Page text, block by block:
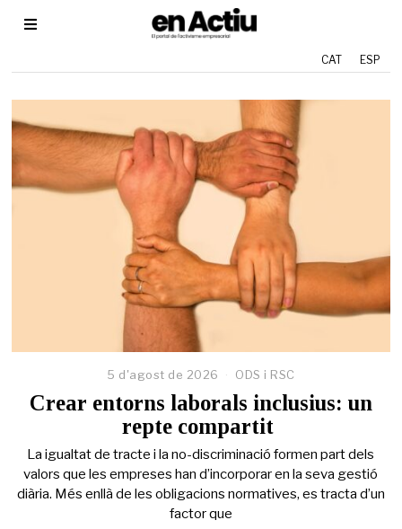
CAT ESP
5 d'agost de 2026
2
d
e
j
u
l
l
ODS i RSC
Crear entorns laborals inclusius: un
repte compartit
La igualtat de tracte i la no-discriminació formen part dels
valors que les empreses han d’incorporar en la seva gestió
diària. Més enllà de les obligacions normatives, es tracta d’un
factor que